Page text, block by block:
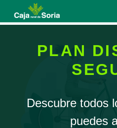
PLAN
Descubre todos
puedes